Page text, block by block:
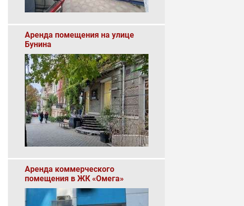
Аренда помещения на улице
Бунина
Аренда коммерческого
помещения в ЖК «Омега»